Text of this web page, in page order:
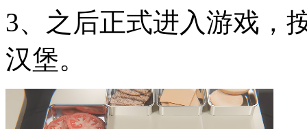
3、之后正式进入游戏，
汉堡。